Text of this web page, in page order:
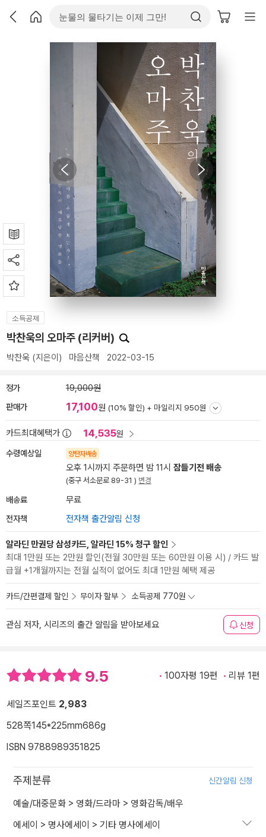
소득공제
박찬욱의 오마주 (리커버)
박찬욱 (지은이) 마음산책 2022-03-15
정가 19,000원
판매가 17,100원 (10% 할인) + 마일리지 950원
카드최대혜택가 14,535원
수령예상일 양탄자배송
오후 1시까지 주문하면 밤 11시 잠들기전 배송
(중구 서소문로 89-31 ) 변경
배송료 무료
전자책 전자책 출간알림 신청
알라딘 만권당 삼성카드, 알라딘 15% 청구 할인
최대 1만원 또는 2만원 할인(전월 30만원 또는 60만원 이용 시) / 카드 발
급월 +1개월까지는 전월 실적이 없어도 최대 1만원 혜택 제공
카드/간편결제 할인 무이자 할부 소득공제 770원
관심 저자, 시리즈의 출간 알림을 받아보세요 신청
9.5 100자평 19편 리뷰 1편
세일즈포인트 2,983
528쪽145*225mm686g
ISBN 9788989351825
주제분류 신간알림 신청
예술/대중문화 > 영화/드라마 > 영화감독/배우
에세이 > 명사에세이 > 기타 명사에세이